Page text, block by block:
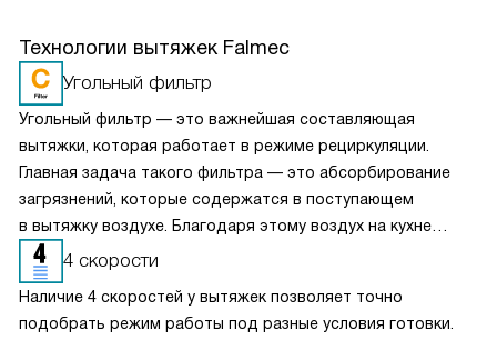
Технологии вытяжек Falmec
Угольный фильтр
Угольный фильтр — это важнейшая составляющая
вытяжки, которая работает в режиме рециркуляции.
Главная задача такого фильтра — это абсорбирование
загрязнений, которые содержатся в поступающем
в вытяжку воздухе. Благодаря этому воздух на кухне
очищается более качественно. Угольные фильтры
необходимо часто заменять — примерно раз в три-
четыре месяца.
4 скорости
Наличие 4 скоростей у вытяжек позволяет точно
подобрать режим работы под разные условия готовки.